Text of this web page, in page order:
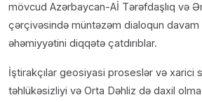
mövcud Azərbaycan-Aİ Tərəfdaşlıq və
çərçivəsində müntəzəm dialoqun davam
əhəmiyyətini diqqətə çatdırıblar.
İştirakçılar geosiyasi proseslər və xarici
təhlükəsizliyi və Orta Dəhliz də daxil